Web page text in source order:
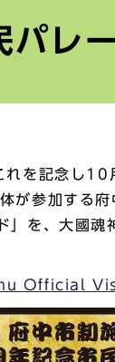
パレ
を記念し
が参加する
を、大國